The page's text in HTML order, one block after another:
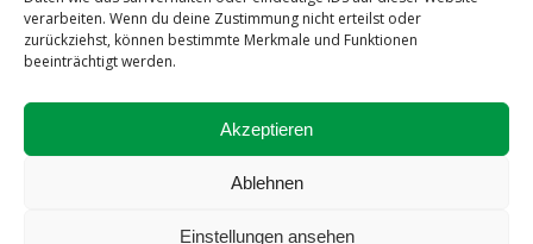
verarbeiten. Wenn du deine Zustimmung nicht erteilst oder
zurückziehst, können bestimmte Merkmale und Funktionen
beeinträchtigt werden.
Akzeptieren
Ablehnen
Einstellungen ansehen
Impressum